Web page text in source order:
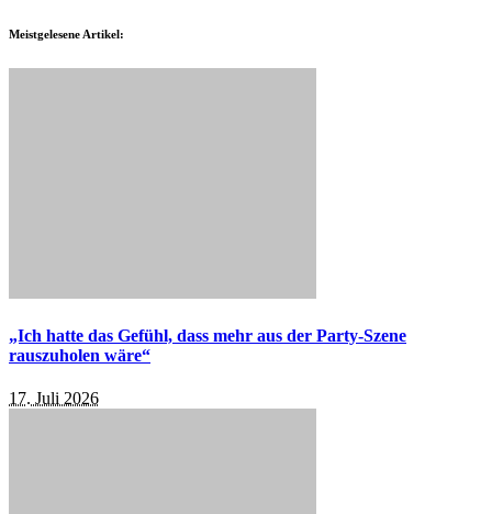
Meistgelesene Artikel:
„Ich hatte das Gefühl, dass mehr aus der Party-Szene
rauszuholen wäre“
17. Juli 2026